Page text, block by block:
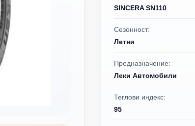
SINCERA SN110
Сезонност:
Летни
Предназначение:
Леки Автомобили
Теглови индекс:
95